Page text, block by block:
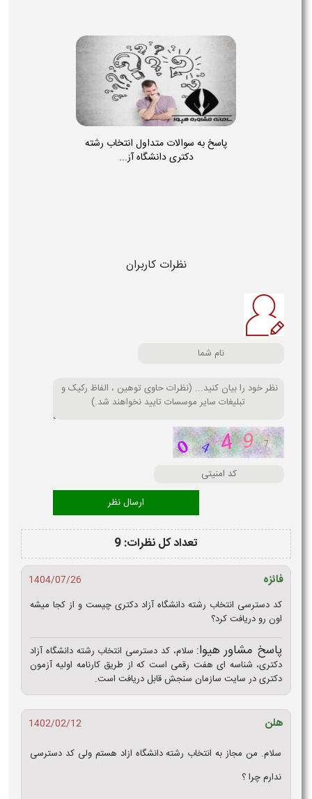
پاسخ به سوالات متداول انتخاب رشته
دکتری دانشگاه آز...
نظرات کاربران
تعداد کل نظرات: 9
فائزه
1404/07/26
کد دسترسی انتخاب رشته دانشگاه آزاد دکتری چیست و از کجا میشه
اون رو دریافت کرد؟
پاسخ مشاور هیوا: سلام، کد دسترسی انتخاب رشته دانشگاه آزاد
دکتری، شناسه‌ ای هفت‌ رقمی است که از طریق کارنامه اولیه آزمون
دکتری در سایت سازمان سنجش قابل دریافت است.
هلن
1402/02/12
سلام. من مجاز به انتخاب رشته دانشگاه ازاد هستم ولی کد دسترسی
ندارم چرا ؟